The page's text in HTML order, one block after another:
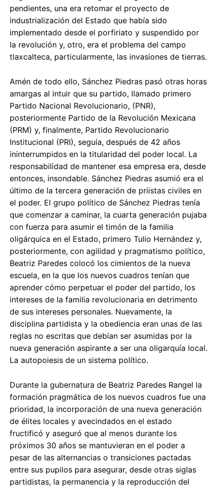
pendientes, una era retomar el proyecto de
industrialización del Estado que había sido
implementado desde el porfiriato y suspendido por
la revolución y, otro, era el problema del campo
tlaxcalteca, particularmente, las invasiones de tierras.
Amén de todo ello, Sánchez Piedras pasó otras horas
amargas al intuir que su partido, llamado primero
Partido Nacional Revolucionario, (PNR),
posteriormente Partido de la Revolución Mexicana
(PRM) y, finalmente, Partido Revolucionario
Institucional (PRI), seguía, después de 42 años
ininterrumpidos en la titularidad del poder local. La
responsabilidad de mantener esa empresa era, desde
entonces, insondable. Sánchez Piedras asumió era el
último de la tercera generación de priistas civiles en
el poder. El grupo político de Sánchez Piedras tenía
que comenzar a caminar, la cuarta generación pujaba
con fuerza para asumir el timón de la familia
oligárquica en el Estado, primero Tulio Hernández y,
posteriormente, con agilidad y pragmatismo político,
Beatriz Paredes colocó los cimientos de la nueva
escuela, en la que los nuevos cuadros tenían que
aprender cómo perpetuar el poder del partido, los
intereses de la familia revolucionaria en detrimento
de sus intereses personales. Nuevamente, la
disciplina partidista y la obediencia eran unas de las
reglas no escritas que debían ser asumidas por la
nueva generación aspirante a ser una oligarquía local.
La autopoiesis de un sistema político.
Durante la gubernatura de Beatriz Paredes Rangel la
formación pragmática de los nuevos cuadros fue una
prioridad, la incorporación de una nueva generación
de élites locales y avecindados en el estado
fructificó y aseguró que al menos durante los
próximos 30 años se mantuvieran en el poder a
pesar de las alternancias o transiciones pactadas
entre sus pupilos para asegurar, desde otras siglas
partidistas, la permanencia y la reproducción del